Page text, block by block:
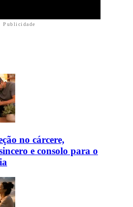
Publicidade
no cárcere,
e consolo para o